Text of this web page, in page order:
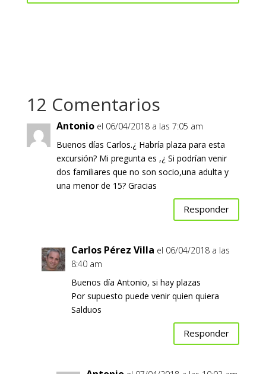
12 Comentarios
Antonio el 06/04/2018 a las 7:05 am
Buenos días Carlos.¿ Habría plaza para esta
excursión? Mi pregunta es ,¿ Si podrían venir
dos familiares que no son socio,una adulta y
una menor de 15? Gracias
Responder
Carlos Pérez Villa el 06/04/2018 a las
8:40 am
Buenos día Antonio, si hay plazas
Por supuesto puede venir quien quiera
Salduos
Responder